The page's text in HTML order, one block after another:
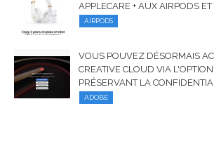
APPLECARE + AUX AIRPODS
AIRPODS
VOUS POUVEZ DÉSORMAIS
CREATIVE CLOUD VIA
PRÉSERVANT LA
ADOBE